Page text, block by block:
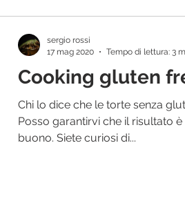
Cooking gluten
Chi lo dice che le torte senza
Posso garantirvi che il risultato
buono. Siete curiosi di...
sergio rossi
17 mag 2020
Tempo di lettura: 3